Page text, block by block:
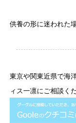
供養の形に迷われた
東京や関東近県で海
ィス一凛にご相談く